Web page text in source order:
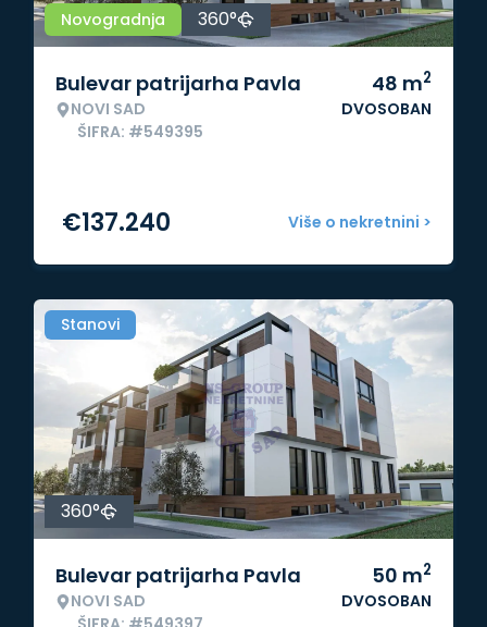
Novogradnja 360°
Bulevar patrijarha Pavla
NOVI SAD
ŠIFRA: #549395
48 m2
DVOSOBAN
Više o nekretnini >
€137.240
Stanovi
360°
Bulevar patrijarha Pavla
NOVI SAD
50 m2
DVOSOBAN